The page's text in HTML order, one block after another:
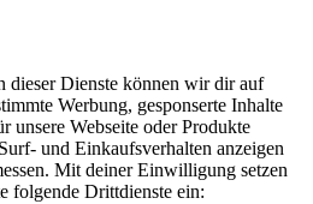
dieser Dienste können wir dir auf
Werbung, gesponserte Inhalte
unsere Webseite oder Produkte
und Einkaufsverhalten anzeigen
Mit deiner Einwilligung setzen
folgende Drittdienste ein: